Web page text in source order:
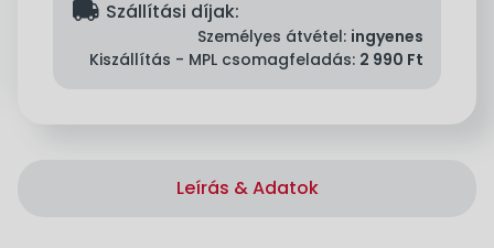
delivery Szállítási díjak:
Személyes átvétel: ingyenes
Kiszállítás - MPL csomagfeladás: 2 990 Ft
Leírás & Adatok